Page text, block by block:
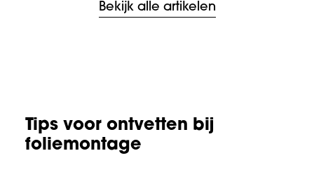
Bekijk alle artikelen
Tips voor ontvetten bij
foliemontage